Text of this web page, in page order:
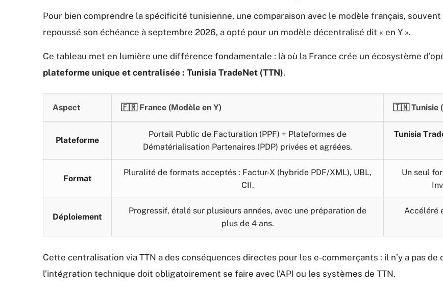
Pour bien comprendre la spécificité tunisienne, une comparaison avec le modèle français,
repoussé son échéance à septembre 2026, a opté pour un modèle décentralisé dit « en Y ».
Ce tableau met en lumière une différence fondamentale : là où la France crée un écosystème
plateforme unique et centralisée : Tunisia TradeNet (TTN).
Aspect 🇫🇷 France (Modèle en Y) 🇹🇳 Tunisie
Plateforme
Portail Public de Facturation (PPF) + Plateformes de
Dématérialisation Partenaires (PDP) privées et agréées.
Tunisia
Format
Pluralité de formats acceptés : Factur-X (hybride PDF/XML), UBL,
CII.
Un seul
Déploiement
Progressif, étalé sur plusieurs années, avec une préparation de
plus de 4 ans.
Accéléré
Cette centralisation via TTN a des conséquences directes pour les e-commerçants : il n’y a pas
l’intégration technique doit obligatoirement se faire avec l’API ou les systèmes de TTN.